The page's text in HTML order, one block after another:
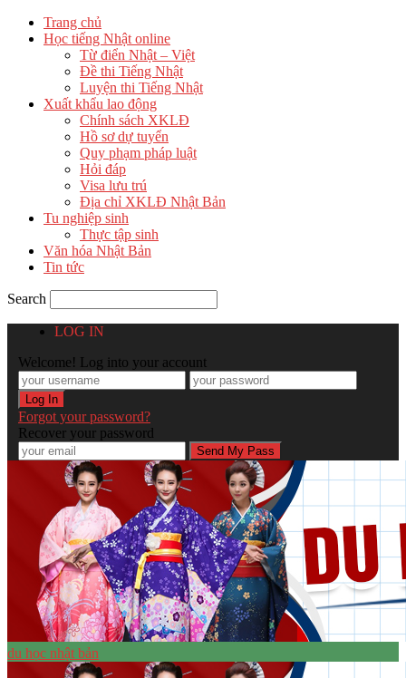
Trang chủ
Học tiếng Nhật online
Từ điển Nhật – Việt
Đề thi Tiếng Nhật
Luyện thi Tiếng Nhật
Xuất khẩu lao động
Chính sách XKLĐ
Hồ sơ dự tuyển
Quy phạm pháp luật
Hỏi đáp
Visa lưu trú
Địa chỉ XKLĐ Nhật Bản
Tu nghiệp sinh
Thực tập sinh
Văn hóa Nhật Bản
Tin tức
Search
LOG IN
Welcome! Log into your account
Forgot your password?
Recover your password
du học nhật bản